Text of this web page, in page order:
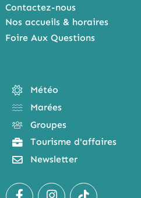
Contactez-nous
Nos accueils & horaires
Foire Aux Questions
Météo
Marées
Groupes
Tourisme d'affaires
Newsletter